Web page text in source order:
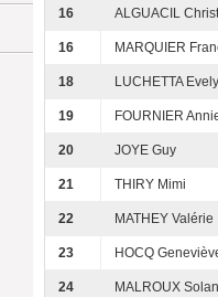
16 ALGUACIL
16 MARQUIER
18 LUCHETTA
19 FOURNIER
20 JOYE Guy
21 THIRY Mimi
22 MATHEY Valérie
23 HOCQ
24 MALROUX